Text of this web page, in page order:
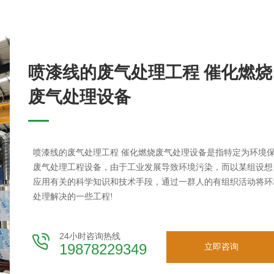
喷漆线的废气处理工程 催化燃烧
废气处理设备
立即咨询
24小时咨询热线
19878229349
喷漆线的废气处理工程 催化燃烧废气处理设备是指特定为环境
废气处理工程设备，由于工业发展导致环境污染，而以某组设
应用有关的科学知识和技术手段，通过一群人的有组织活动将
处理解决的一些工程!